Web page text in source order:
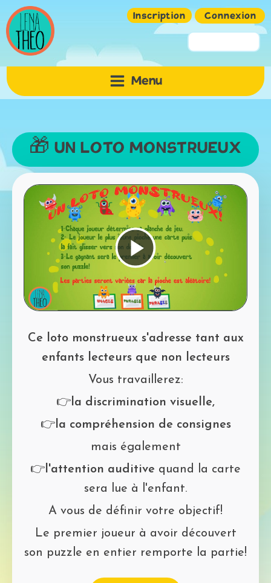
Inscription Connexion
Mot de passe
Mémoriser
Mot de passe perdu?
Menu
🎁 UN LOTO MONSTRUEUX
Lire
la
vidéo
Ce loto monstrueux s'adresse tant aux
enfants lecteurs que non lecteurs
Vous travaillerez:
👉 la discrimination visuelle,
👉la compréhension de consignes
mais également
👉 l'attention auditive quand la carte
sera lue à l'enfant.
A vous de définir votre objectif!
Le premier joueur à avoir découvert
son puzzle en entier remporte la partie!